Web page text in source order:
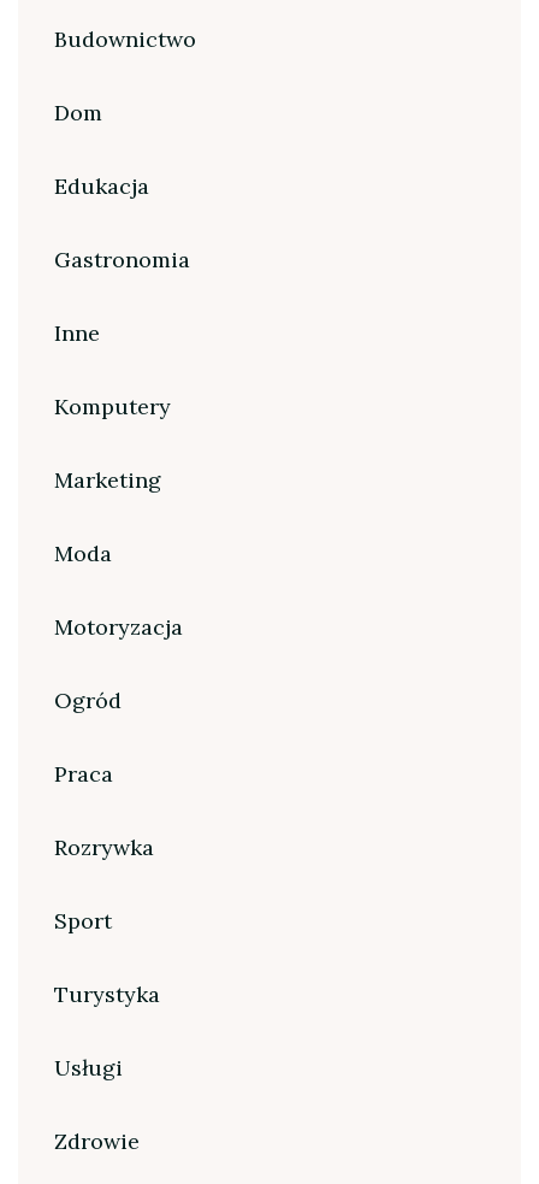
Budownictwo
Dom
Edukacja
Gastronomia
Inne
Komputery
Marketing
Moda
Motoryzacja
Ogród
Praca
Rozrywka
Sport
Turystyka
Usługi
Zdrowie